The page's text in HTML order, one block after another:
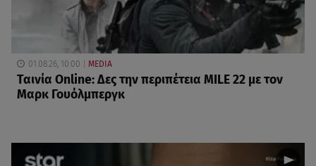
01.08.26, 10:00 MEDIA
Ταινία Online: Δες την περιπέτεια MILE 22 με τον
Μαρκ Γουόλμπεργκ